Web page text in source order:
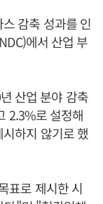
감축 성과를 인
에서 산업 부
산업 분야 감축
2.3%로 설정해
하지 않기로 했
표로 제시한 시